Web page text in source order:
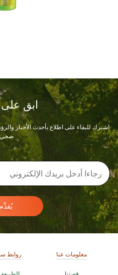
ابق
اشترك للبقاء على اطلاع بأحدث الأخبار
يُقدِّم
معلومات عنا روابط